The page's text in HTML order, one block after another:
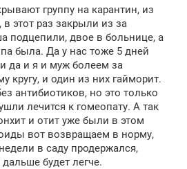
группу на карантин, из
в этот раз закрыли из за
подцепили, двое в больнице, а
была. Да у нас тоже 5 дней
да и я и муж болеем за
кругу, и один из них гайморит.
антибиотиков, но это только
лечится к гомеопату. А так
и отит уже были в этом
вот возвращаем в норму,
в саду продержался,
будет легче.